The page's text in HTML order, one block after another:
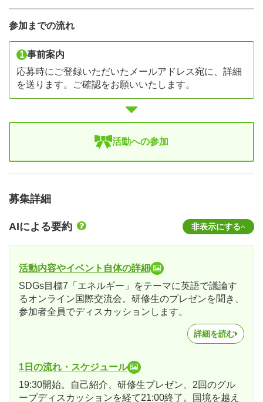
参加までの流れ
1 事前案内
応募時にご登録いただいたメールアドレス宛に、詳細
を送ります。ご確認をお願いいたします。
活動への参加
募集詳細
AIによる要約 非表示にする
活動内容やイベント自体の詳細
SDGs目標7「エネルギー」をテーマに英語で議論す
るオンライン国際交流会。研修生のプレゼンを聞き、
参加者全員でディスカッションします。
詳細を読む
1日の流れ・スケジュール
19:30開始。自己紹介、研修生プレゼン、2回のグル
ープディスカッションを経て21:00終了。国境を越え